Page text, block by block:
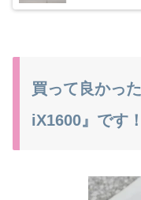
買って良かっ
iX1600』です！